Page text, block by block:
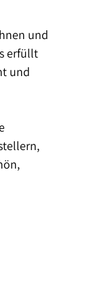
und
erfüllt
und